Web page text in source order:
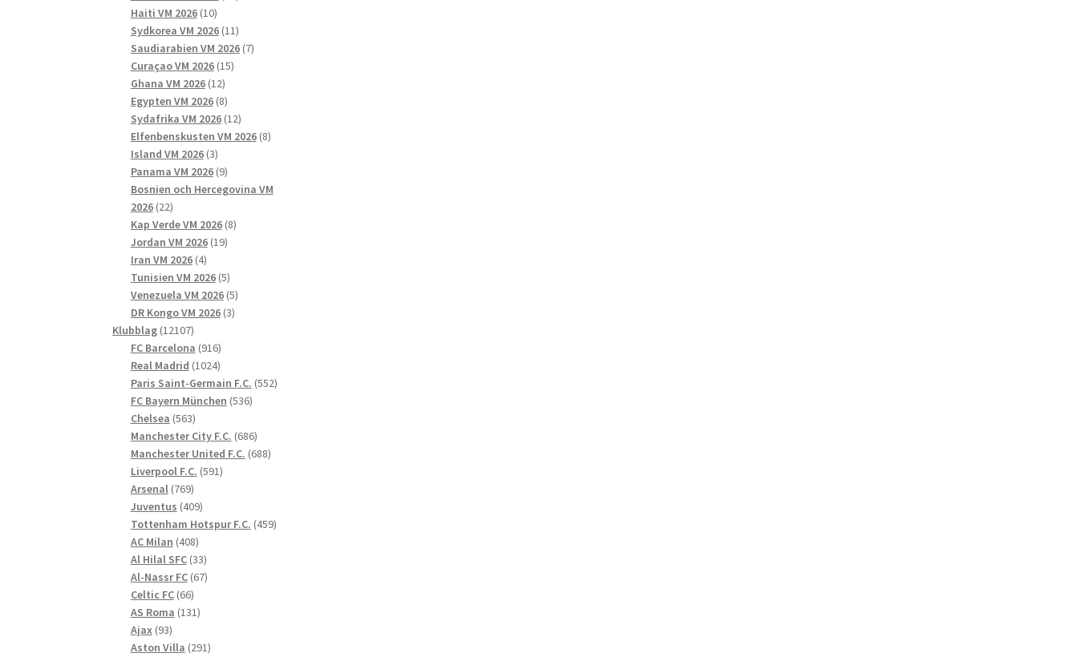
Haiti VM 2026 1010
produkter
Sydkorea VM 2026 1111
produkter
Saudiarabien VM 2026 77
Curaçao VM 2026 1515
Ghana VM 2026 1212
produkter
Egypten VM 2026 88
produkter
Sydafrika VM 2026 1212
produkter
Elfenbenskusten VM 2026 88
Island VM 2026 33
produkter
Panama VM 2026 99
produkter
Bosnien och Hercegovina VM
2026 2222
produkter
Kap Verde VM 2026 88
Jordan VM 2026 1919
Iran VM 2026 44
produkter
Tunisien VM 2026 55
produkter
Venezuela VM 2026 55
produkter
DR Kongo VM 2026 33
Klubblag 1210712107
produkter
FC Barcelona 916916
produkter
Real Madrid 10241024
produkter
Paris Saint-Germain F.C. 552552
FC Bayern München 536536
Chelsea 563563
produkter
Manchester City F.C. 686686
produkter
Manchester United F.C. 688688
Liverpool F.C. 591591
Arsenal 769769
produkter
Juventus 409409
produkter
Tottenham Hotspur F.C. 459459
AC Milan 408408
produkter
Al Hilal SFC 3333
produkter
Al-Nassr FC 6767
Celtic FC 6666
produkter
AS Roma 131131
Ajax 9393
produkter
Aston Villa 291291